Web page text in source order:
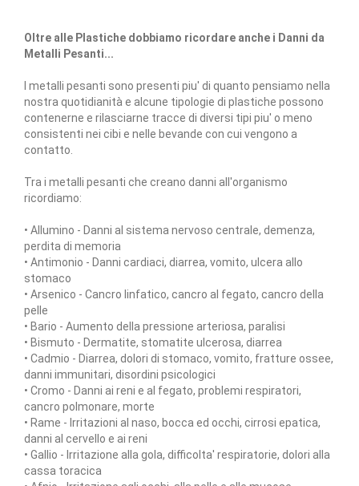
Oltre alle Plastiche dobbiamo ricordare anche i Danni da
Metalli Pesanti...
I metalli pesanti sono presenti piu' di quanto pensiamo nella
nostra quotidianità e alcune tipologie di plastiche possono
contenerne e rilasciarne tracce di diversi tipi piu' o meno
consistenti nei cibi e nelle bevande con cui vengono a
contatto.
Tra i metalli pesanti che creano danni all'organismo
ricordiamo:
• Allumino - Danni al sistema nervoso centrale, demenza,
perdita di memoria
• Antimonio - Danni cardiaci, diarrea, vomito, ulcera allo
stomaco
• Arsenico - Cancro linfatico, cancro al fegato, cancro della
pelle
• Bario - Aumento della pressione arteriosa, paralisi
• Bismuto - Dermatite, stomatite ulcerosa, diarrea
• Cadmio - Diarrea, dolori di stomaco, vomito, fratture ossee,
danni immunitari, disordini psicologici
• Cromo - Danni ai reni e al fegato, problemi respiratori,
cancro polmonare, morte
• Rame - Irritazioni al naso, bocca ed occhi, cirrosi epatica,
danni al cervello e ai reni
• Gallio - Irritazione alla gola, difficolta' respiratorie, dolori alla
cassa toracica